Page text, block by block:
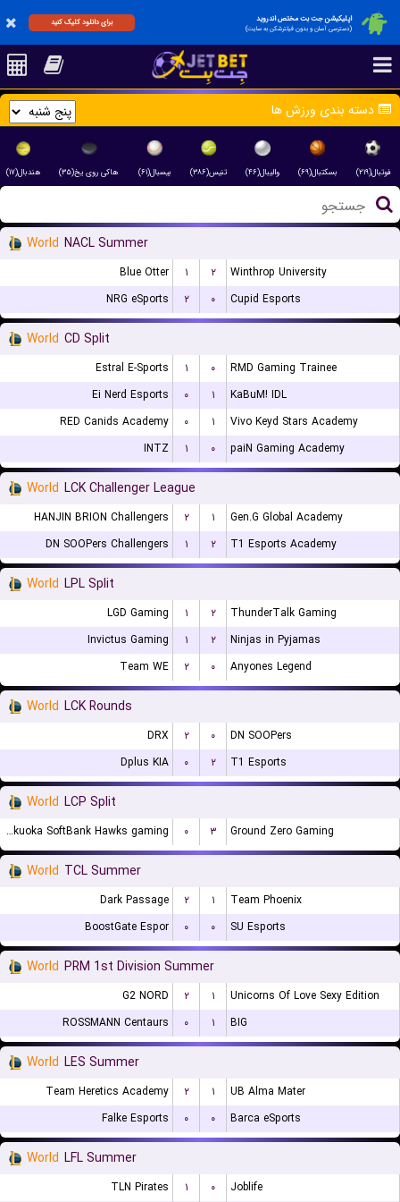
اپلیکیشن جت بت مختص اندروید
(دسترسی آسان و بدون فیلترشکن به سایت)
برای دانلود کلیک کنید
دسته بندی ورزش ها
فوتبال(۲۱۹) بسکتبال(۶۹) والیبال(۴۶) تنیس(۳۸۶) بیسبال(۶۱) هاکی روی یخ(۳۵) هندبال(۱۷)
World NACL Summer
Blue Otter ۱ ۲
Winthrop University
NRG eSports
۲ ۰ Cupid Esports
World CD Split
Estral E-Sports ۱ ۰
RMD Gaming Trainee
Ei Nerd Esports
۰ ۱
KaBuM! IDL
RED Canids Academy
۰ ۱
Vivo Keyd Stars Academy
INTZ
۱ ۰ paiN Gaming Academy
World LCK Challenger League
HANJIN BRION Challengers ۲ ۱
Gen.G Global Academy
DN SOOPers Challengers
۱ ۲ T1 Esports Academy
World LPL Split
LGD Gaming ۱ ۲
ThunderTalk Gaming
Invictus Gaming
۱ ۲
Ninjas in Pyjamas
Team WE
۲ ۰ Anyones Legend
World LCK Rounds
DRX ۲ ۰
DN SOOPers
Dplus KIA
۰ ۲ T1 Esports
World LCP Split
Fukuoka SoftBank Hawks gaming ۰ ۳ Ground Zero Gaming
World TCL Summer
Dark Passage ۲ ۱
Team Phoenix
BoostGate Espor
۰ ۰ SU Esports
World PRM 1st Division Summer
G2 NORD ۲ ۱
Unicorns Of Love Sexy Edition
ROSSMANN Centaurs
۰ ۱ BIG
World LES Summer
Team Heretics Academy ۲ ۱
UB Alma Mater
Falke Esports
۰ ۰ Barca eSports
World LFL Summer
TLN Pirates ۱ ۰ Joblife